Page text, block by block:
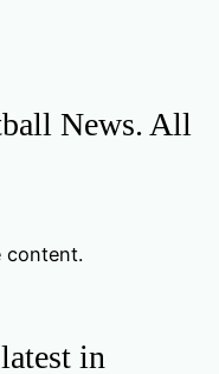
News. All
content.
in